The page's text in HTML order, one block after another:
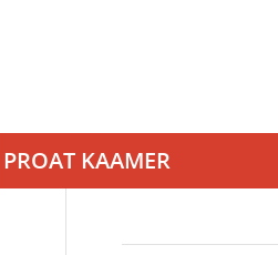
PROAT KAAMER